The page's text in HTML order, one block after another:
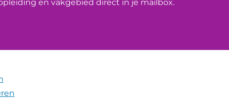
en vakgebied direct in je mailbox.